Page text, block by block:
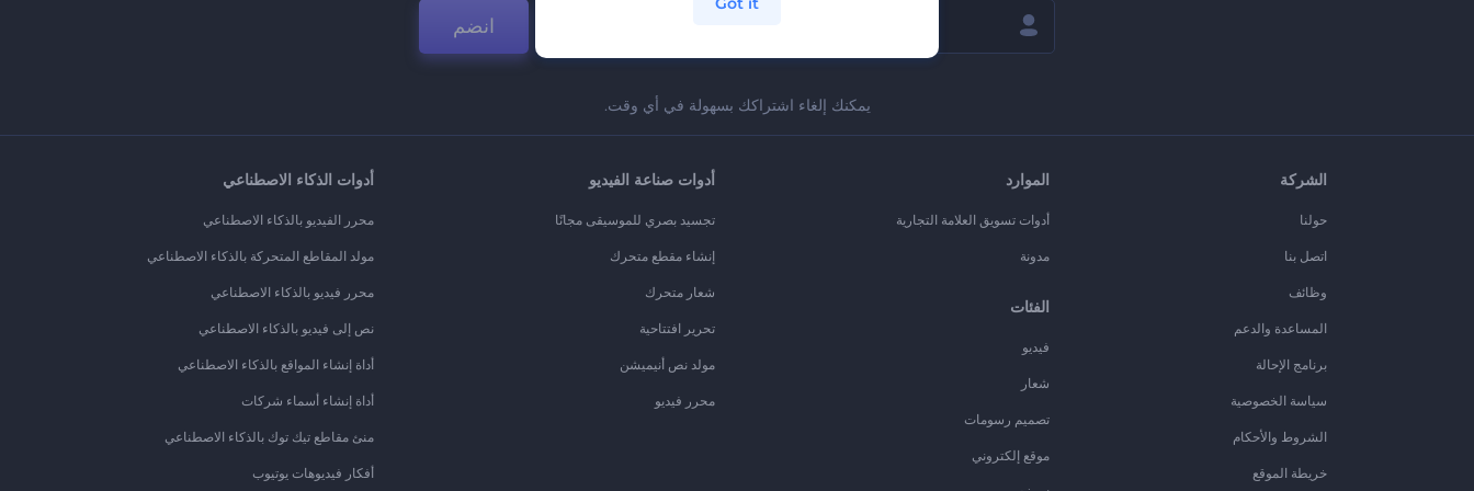
انضم
يمكنك إلغاء اشتراكك بسهولة في أي وقت.
الشركة
حولنا
اتصل بنا
وظائف
المساعدة والدعم
برنامج الإحالة
سياسة الخصوصية
الشروط والأحكام
خريطة الموقع
الموارد
أدوات تسويق العلامة التجارية
مدونة
الفئات
فيديو
شعار
تصميم رسومات
موقع إلكتروني
أدوات صناعة الفيديو
تجسيد بصري للموسيقى مجانًا
إنشاء مقطع متحرك
شعار متحرك
تحرير افتتاحية
مولد نص أنيميشن
محرر فيديو
أدوات الذكاء الاصطناعي
محرر الفيديو بالذكاء الاصطناعي
مولد المقاطع المتحركة بالذكاء الاصطناعي
محرر فيديو بالذكاء الاصطناعي
نص إلى فيديو بالذكاء الاصطناعي
أداة إنشاء المواقع بالذكاء الاصطناعي
أداة إنشاء أسماء شركات
منئ مقاطع تيك توك بالذكاء الاصطناعي
أفكار فيديوهات يوتيوب